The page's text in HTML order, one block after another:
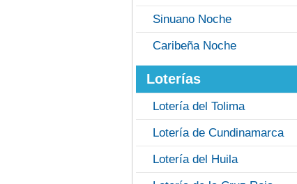
Sinuano Noche
Caribeña Noche
Loterías
Lotería del Tolima
Lotería de Cundinamarca
Lotería del Huila